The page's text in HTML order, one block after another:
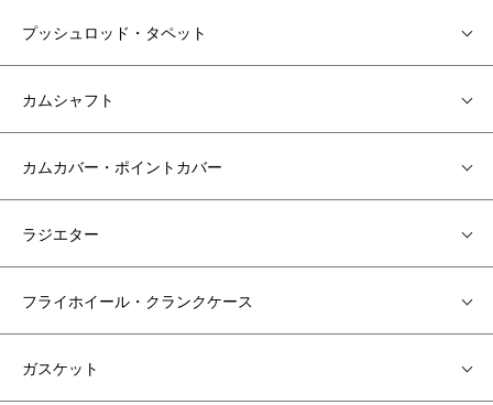
プッシュロッド・タペット
カムシャフト
カムカバー・ポイントカバー
ラジエター
フライホイール・クランクケース
ガスケット